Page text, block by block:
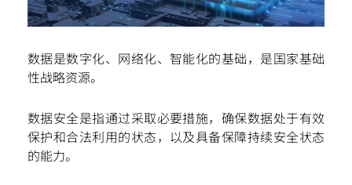
数据是数字化、网络化、智能化的基础，是国家基础
性战略资源。
数据安全是指通过采取必要措施，确保数据处于有效
保护和合法利用的状态，以及具备保障持续安全状态
的能力。
扫一扫关注我们的社交媒体，紧贴最新资讯！